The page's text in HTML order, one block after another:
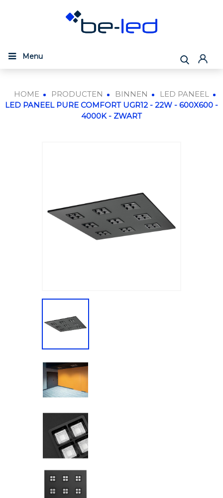
Menu
HOME PRODUCTEN BINNEN
LED PANEEL
LED PANEEL PURE COMFORT UGR12 - 22W - 600X600 -
4000K - ZWART